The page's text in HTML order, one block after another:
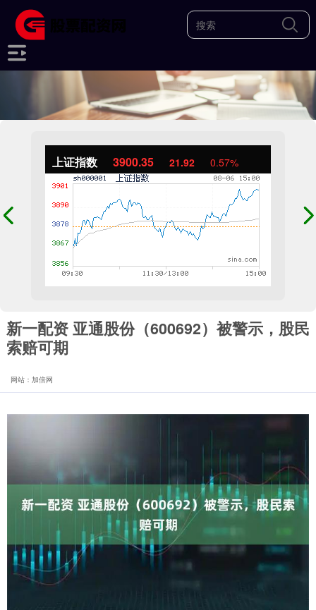
上证指数 3900.35 21.92 0.57%
新一配资 亚通股份（600692）被警示，股民
索赔可期
网站：加倍网